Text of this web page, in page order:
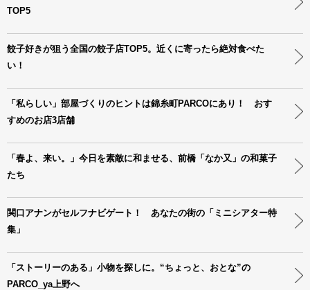
TOP5
餃子好きが狙う全国の餃子店TOP5。近くに寄ったら絶対食べた
い！
「私らしい」部屋づくりのヒントは錦糸町PARCOにあり！ おす
すめのお店3店舗
「春よ、来い。」今日を素敵に和ませる、前橋「なか又」の和菓子
たち
関口アナンがセルフナビゲート！ あなたの街の「ミニシアター特
集」
「ストーリーのある」小物を探しに。“ちょっと、おとな”の
PARCO_ya上野へ